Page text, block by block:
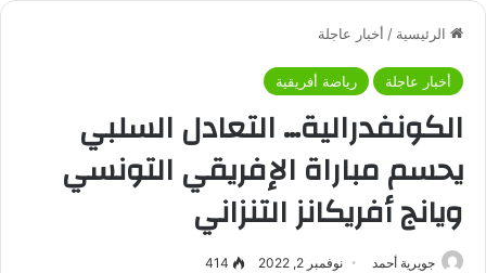
الرئيسية / أخبار عاجلة
أخبار عاجلة رياضة أفريقية
الكونفدرالية… التعادل السلبي
يحسم مباراة الإفريقي التونسي
ويانج أفريكانز التنزاني
جويرية أحمد نوفمبر 2, 2022 414